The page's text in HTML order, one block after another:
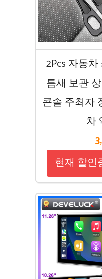
2Pcs 자동
틈새 보관
콘솔 주최자
차
현재 할인